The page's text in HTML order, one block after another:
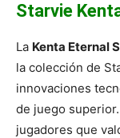
Starvie
La Kenta Eternal
la colección de
innovaciones
de juego
jugadores que